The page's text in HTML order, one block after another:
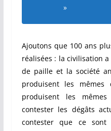
»
Ajoutons que 100 ans
réalisées : la civilisation
de paille et la société
produisent les mêmes
produisent les
contester les dégâts
contester que ce sont